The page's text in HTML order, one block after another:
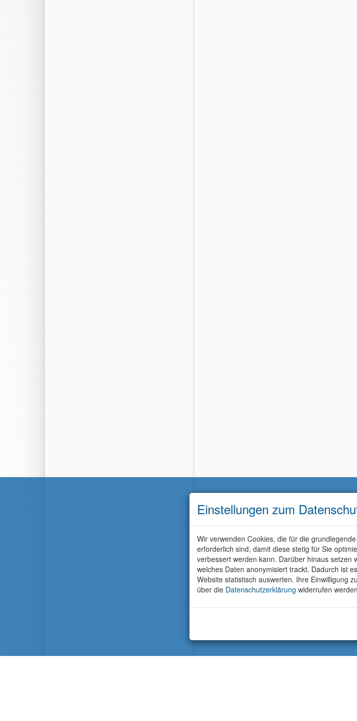
Einstellungen zum
Wir verwenden Cookies, die für die
erforderlich sind, damit diese stetig für Sie
verbessert werden kann. Darüber hinaus setzen
welches Daten anonymisiert trackt. Dadurch ist
Website statistisch auswerten. Ihre Einwilligung
über die Datenschutzerklärung widerrufen